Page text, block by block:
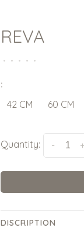
REVA
• • • • •
:
42 CM 60 CM
Quantity: +
-
DISCRIPTION